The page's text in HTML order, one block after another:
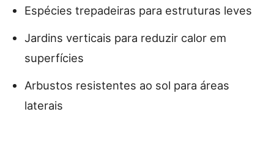
Espécies trepadeiras para estruturas leves
Jardins verticais para reduzir calor em
superfícies
Arbustos resistentes ao sol para áreas
laterais